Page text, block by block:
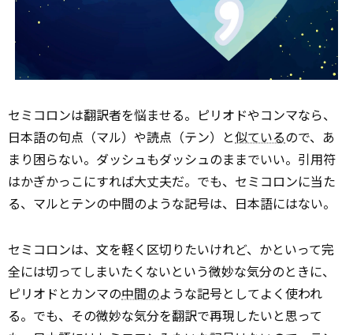
セミコロンは翻訳者を悩ませる。ピリオドやコンマなら、
日本語の句点（マル）や読点（テン）と似ているので、あ
まり困らない。ダッシュもダッシュのままでいい。引用符
はかぎかっこにすれば大丈夫だ。でも、セミコロンに当た
る、マルとテンの中間のような記号は、日本語にはない。
セミコロンは、文を軽く区切りたいけれど、かといって完
全には切ってしまいたくないという微妙な気分のときに、
ピリオドとカンマの中間のような記号としてよく使われ
る。でも、その微妙な気分を翻訳で再現したいと思って